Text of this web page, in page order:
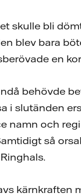
skulle bli
blev bara
en
behövde
i slutänden
namn och
så